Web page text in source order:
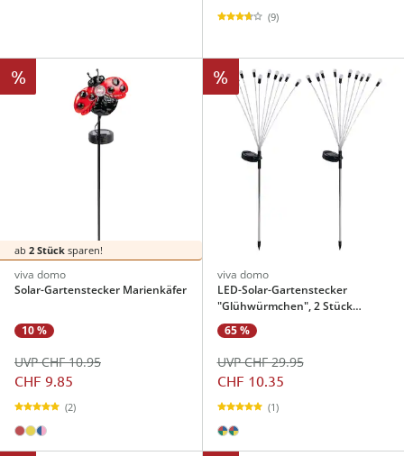
(9)
%
ab 2 Stück sparen!
viva domo
Solar-Gartenstecker Marienkäfer
10 %
CHF 9.85
UVP CHF 10.95
(2)
%
viva domo
LED-Solar-Gartenstecker
"Glühwürmchen", 2 Stück
farbwechsel
65 %
CHF 10.35
UVP CHF 29.95
(1)